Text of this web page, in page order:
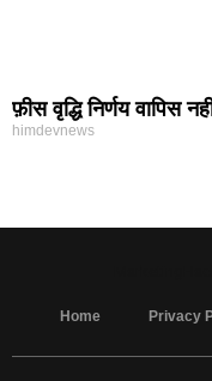
फ़ीस वृद्धि निर्णय वापिस
himdevnews
Home Privacy